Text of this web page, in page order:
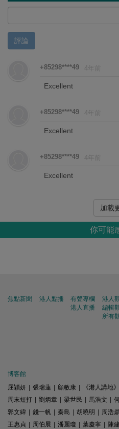
評論
+85298****49 4年前
Excellent
+85298****49 4年前
Excellent
+85298****49 4年前
Excellent
加載
你可能
焦點新聞 港人點播
有聲專欄
港人直播
港人
編輯
所有
博客館
屈穎妍
張瑞蓮 顧敏康 《港人講地
周末短打
劉炳章 梁世民 馬浩文
郭文緯
錢一帆 秦島 胡曉明 周浩鼎
王惠貞
周伯展 潘麗瓊 葉慶寧 陳